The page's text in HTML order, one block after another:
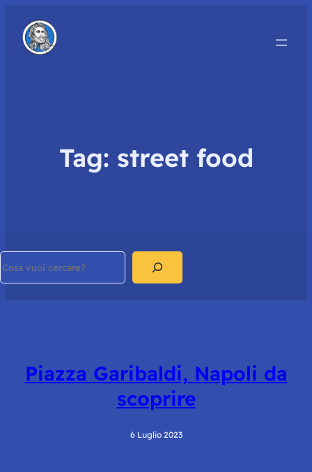
Tag: street food
Piazza Garibaldi, Napoli da
scoprire
6 Luglio 2023